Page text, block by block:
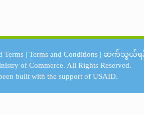
Terms| Terms and Conditions| ဆက်သွယ်ရ
of Commerce. All Rights Reserved.
built with the support ofUSAID.